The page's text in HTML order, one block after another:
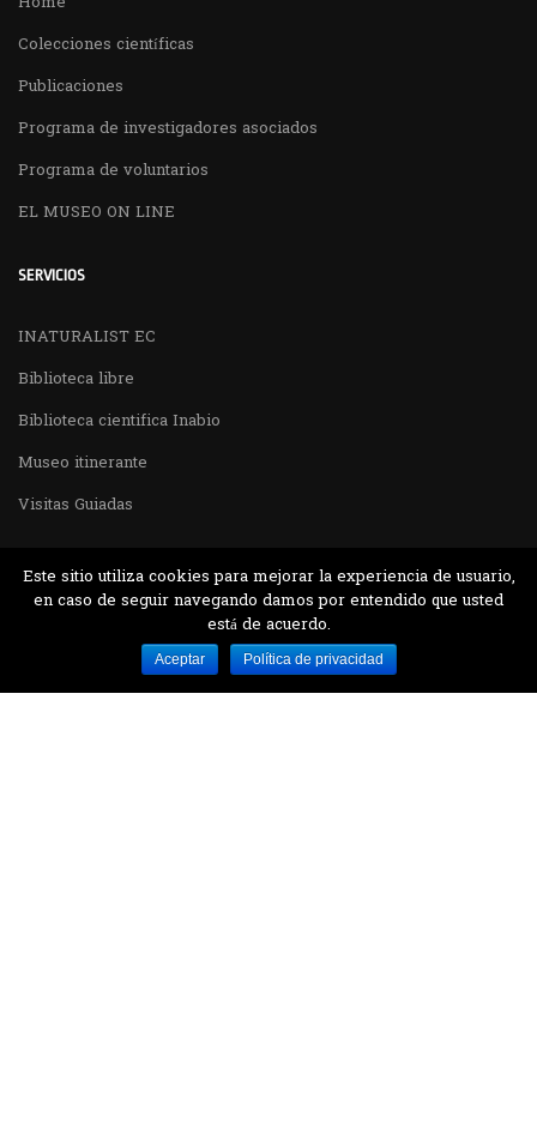
Colecciones científicas
Publicaciones
Programa de investigadores asociados
Programa de voluntarios
EL MUSEO ON LINE
SERVICIOS
INATURALIST EC
Biblioteca libre
Biblioteca cientifica Inabio
Museo itinerante
Visitas Guiadas
Desarrollado por MJTEC.
Este sitio utiliza cookies para mejorar la experiencia de usuario,
en caso de seguir navegando damos por entendido que usted
está de acuerdo.
Aceptar Política de privacidad